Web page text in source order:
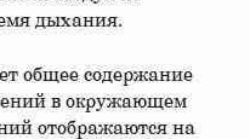
дыхания.
общее содержание
в окружающем
отображаются на